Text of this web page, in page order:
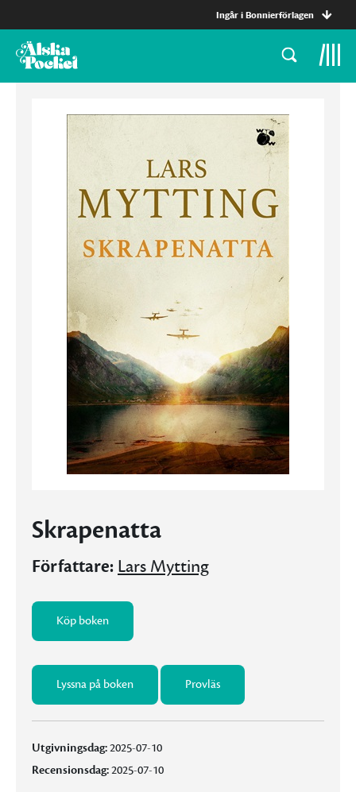
Ingår i Bonnierförlagen
Skrapenatta
Författare: Lars Mytting
Köp boken
Lyssna på boken Provläs
Utgivningsdag:2025-07-10
Recensionsdag:2025-07-10